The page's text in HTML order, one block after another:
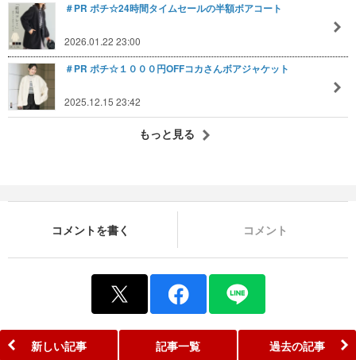
＃PR ポチ☆24時間タイムセールの半額ボアコート
2026.01.22 23:00
＃PR ポチ☆１０００円OFFコカさんボアジャケット
2025.12.15 23:42
もっと見る
コメントを書く コメント
新しい記事 記事一覧 過去の記事